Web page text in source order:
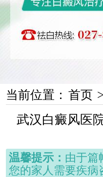
当前位置： 首页 >
武汉白癜风医
温馨提示： 由于篇
您的家人需要疾病